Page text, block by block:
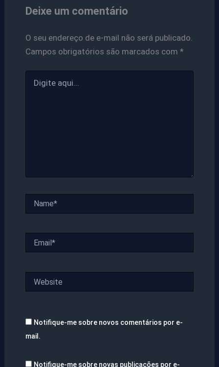
Deixe um comentário
O seu endereço de e-mail não será publicado.
Campos obrigatórios são marcados com *
aqui...
Notifique-me sobre novos comentários por e-
mail.
Notifique-me sobre novas publicações por e-